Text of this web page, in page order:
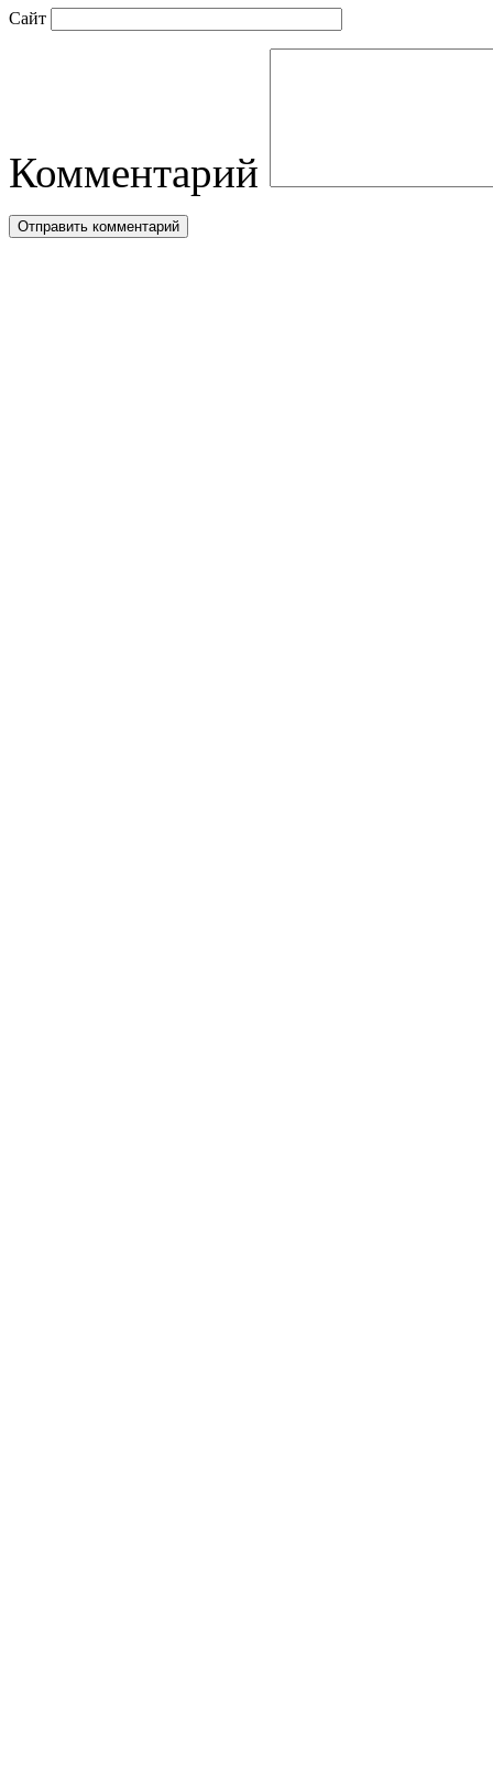
Сайт
Комментарий